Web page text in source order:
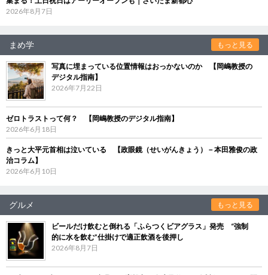
2026年8月7日
まめ学 もっと見る
写真に埋まっている位置情報はおっかないのか 【岡嶋教授の
デジタル指南】
2026年7月22日
ゼロトラストって何？ 【岡嶋教授のデジタル指南】
2026年6月18日
きっと大平元首相は泣いている 【政眼鏡（せいがんきょう）－本田雅俊の政
治コラム】
2026年6月10日
グルメ もっと見る
ビールだけ飲むと倒れる「ふらつくビアグラス」発売 “強制
的に水を飲む”仕掛けで適正飲酒を後押し
2026年8月7日